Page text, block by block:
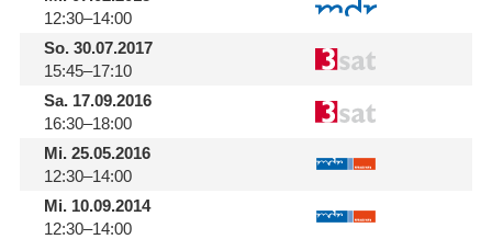
12:30–14:00
So.30.07.2017
15:45–17:10
Sa.17.09.2016
16:30–18:00
Mi.25.05.2016
12:30–14:00
Mi.10.09.2014
12:30–14:00